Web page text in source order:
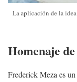
La aplicación de la
Homenaje
Frederick Meza es